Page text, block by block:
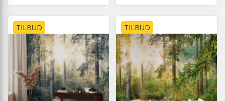
TILBUD TILBUD